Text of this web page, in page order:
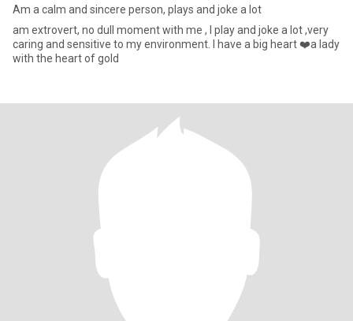
Am a calm and sincere person, plays and joke a lot
am extrovert, no dull moment with me , I play and joke a lot ,very
caring and sensitive to my environment. I have a big heart ❤️a lady
with the heart of gold